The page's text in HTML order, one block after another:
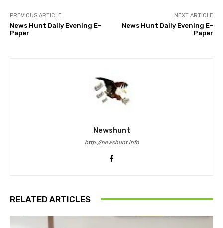
PREVIOUS ARTICLE
News Hunt Daily Evening E-
Paper
NEXT ARTICLE
News Hunt Daily Evening E-
Paper
Newshunt
http://newshunt.info
RELATED ARTICLES